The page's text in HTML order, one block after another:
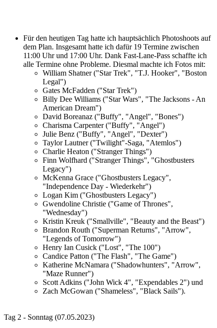
Für den heutigen Tag hatte ich hauptsächlich Photoshoots auf
dem Plan. Insgesamt hatte ich dafür 19 Termine zwischen
11:00 Uhr und 17:00 Uhr. Dank Fast-Lane-Pass schaffte ich
alle Termine ohne Probleme. Diesmal machte ich Fotos mit:
William Shatner ("Star Trek", "T.J. Hooker", "Boston
Legal")
Gates McFadden ("Star Trek")
Billy Dee Williams ("Star Wars", "The Jacksons - An
American Dream")
David Boreanaz ("Buffy", "Angel", "Bones")
Charisma Carpenter ("Buffy", "Angel")
Julie Benz ("Buffy", "Angel", "Dexter")
Taylor Lautner ("Twilight"-Saga, "Atemlos")
Charlie Heaton ("Stranger Things")
Finn Wolfhard ("Stranger Things", "Ghostbusters
Legacy")
McKenna Grace ("Ghostbusters Legacy",
"Independence Day - Wiederkehr")
Logan Kim ("Ghostbusters Legacy")
Gwendoline Christie ("Game of Thrones",
"Wednesday")
Kristin Kreuk ("Smallville", "Beauty and the Beast")
Brandon Routh ("Superman Returns", "Arrow",
"Legends of Tomorrow")
Henry Ian Cusick ("Lost", "The 100")
Candice Patton ("The Flash", "The Game")
Katherine McNamara ("Shadowhunters", "Arrow",
"Maze Runner")
Scott Adkins ("John Wick 4", "Expendables 2") und
Zach McGowan ("Shameless", "Black Sails").
Tag 2 - Sonntag (07.05.2023)